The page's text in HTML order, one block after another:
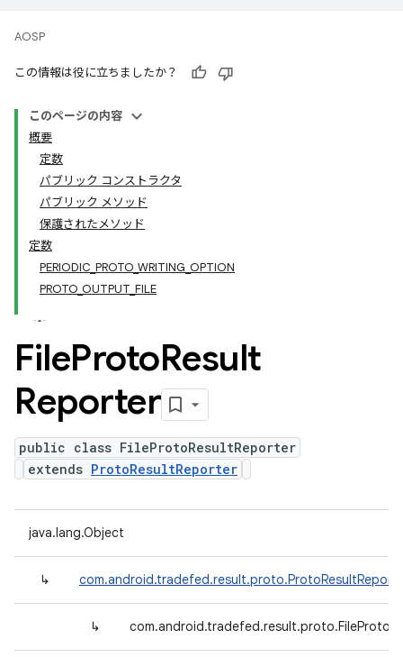
AOSP
この情報は役に立ちましたか？
このページの内容
概要
定数
パブリック コンストラクタ
パブリック メソッド
保護されたメソッド
定数
PERIODIC_PROTO_WRITING_OPTION
PROTO_OUTPUT_FILE
FileProtoResult
Reporter
public class FileProtoResultReporter
extends ProtoResultReporter
java.lang.Object
↳
↳